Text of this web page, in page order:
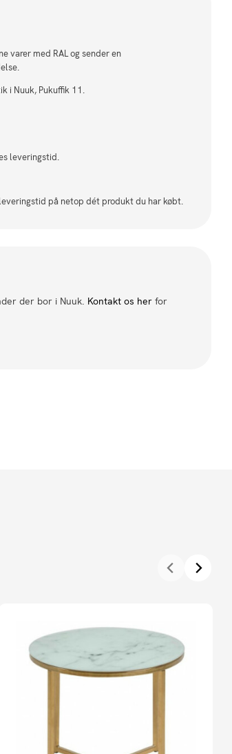
varer med RAL og sender en
i Nuuk, Pukuffik 11.
leveringstid.
på netop dét produkt du har købt.
der bor i Nuuk. Kontakt os herfor